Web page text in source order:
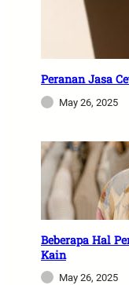
Peranan Jasa
May 26, 2025
Beberapa Hal
Kain
May 26, 2025